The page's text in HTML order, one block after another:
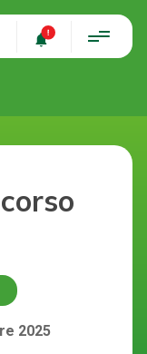
2025